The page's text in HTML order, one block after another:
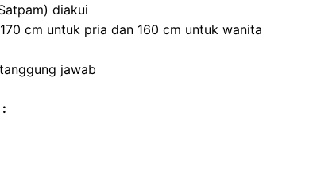
diakui
cm untuk pria dan 160 cm untuk wanita
jawab